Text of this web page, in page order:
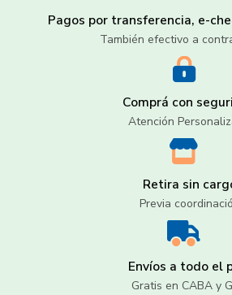
Pagos por transferencia, e-
También efectivo a
Comprá con
Atención
Retira sin
Previa
Envíos a todo el
Gratis en CABA y